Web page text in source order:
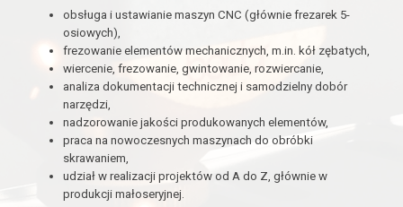
obsługa i ustawianie maszyn CNC (głównie frezarek 5-
osiowych),
frezowanie elementów mechanicznych, m.in. kół zębatych,
wiercenie, frezowanie, gwintowanie, rozwiercanie,
analiza dokumentacji technicznej i samodzielny dobór
narzędzi,
nadzorowanie jakości produkowanych elementów,
praca na nowoczesnych maszynach do obróbki
skrawaniem,
udział w realizacji projektów od A do Z, głównie w
produkcji małoseryjnej.